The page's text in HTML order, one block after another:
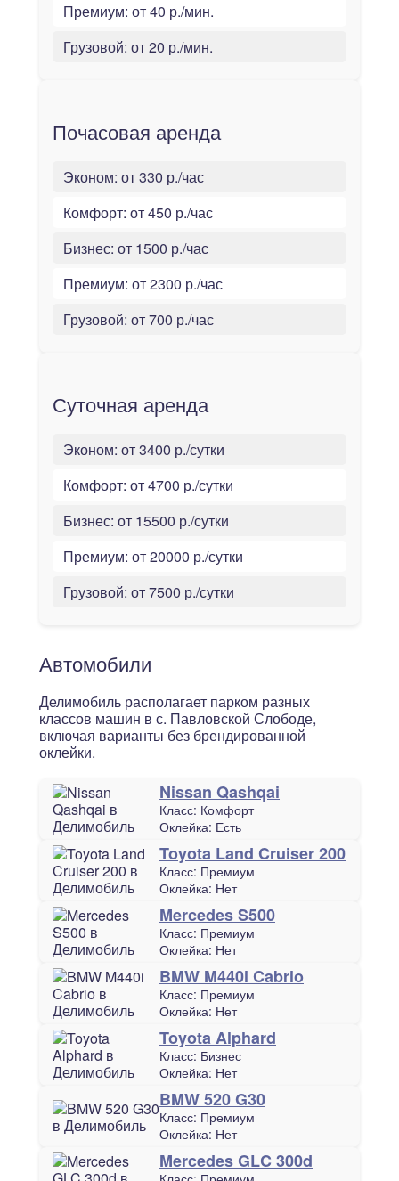
Премиум: от 40 р./мин.
Грузовой: от 20 р./мин.
Почасовая аренда
Эконом: от 330 р./час
Комфорт: от 450 р./час
Бизнес: от 1500 р./час
Премиум: от 2300 р./час
Грузовой: от 700 р./час
Суточная аренда
Эконом: от 3400 р./сутки
Комфорт: от 4700 р./сутки
Бизнес: от 15500 р./сутки
Премиум: от 20000 р./сутки
Грузовой: от 7500 р./сутки
Автомобили
Делимобиль располагает парком разных
классов машин в с. Павловской Слободе,
включая варианты без брендированной
оклейки.
Nissan Qashqai
Класс: Комфорт
Оклейка: Есть
Toyota Land Cruiser 200
Класс: Премиум
Оклейка: Нет
Mercedes S500
Класс: Премиум
Оклейка: Нет
BMW M440i Cabrio
Класс: Премиум
Оклейка: Нет
Toyota Alphard
Класс: Бизнес
Оклейка: Нет
BMW 520 G30
Класс: Премиум
Оклейка: Нет
Mercedes GLC 300d